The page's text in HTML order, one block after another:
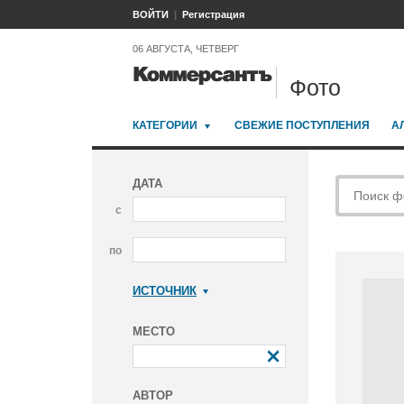
ВОЙТИ Регистрация
06 АВГУСТА, ЧЕТВЕРГ
Фото
КАТЕГОРИИ СВЕЖИЕ ПОСТУПЛЕНИЯ
ДАТА
с
по
ИСТОЧНИК
МЕСТО
АВТОР